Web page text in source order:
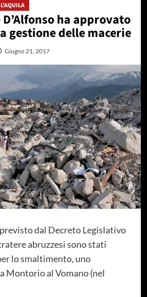
ha approvato
gestione delle macerie
Giugno 21, 2017
dal Decreto Legislativo
abruzzesi sono stati
lo smaltimento, uno
Montorio al Vomano (nel